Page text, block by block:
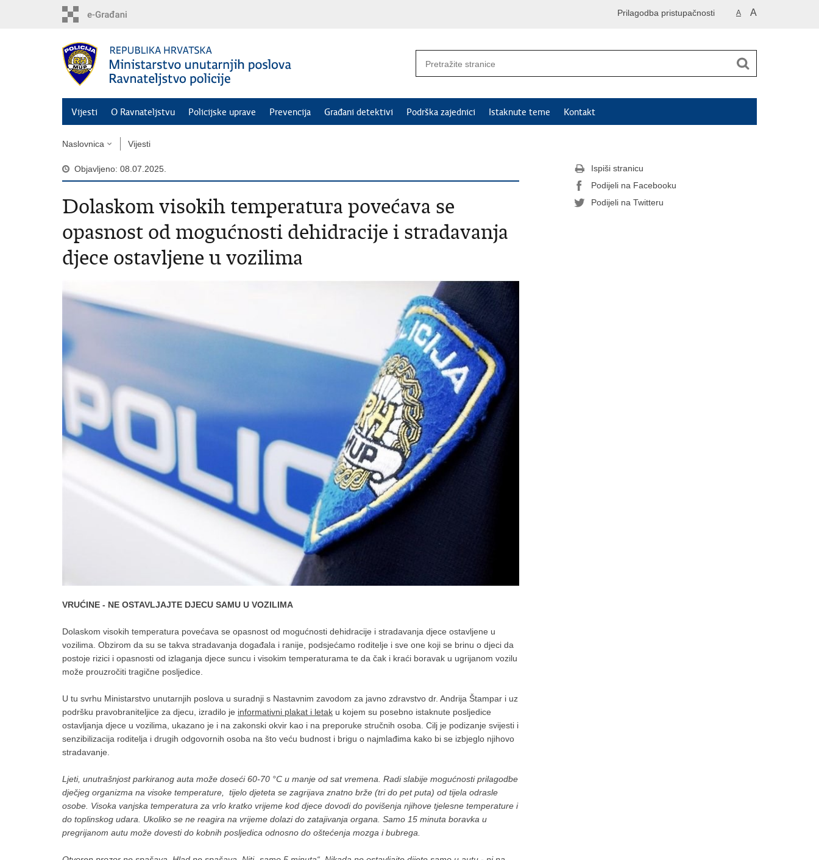
A A
Prilagodba pristupačnosti
Vijesti O Ravnateljstvu Policijske uprave Prevencija Građani detektivi Podrška zajednici Istaknute teme Kontakt
Naslovnica Vijesti
Objavljeno: 08.07.2025.
Dolaskom visokih temperatura povećava se
opasnost od mogućnosti dehidracije i stradavanja
djece ostavljene u vozilima
VRUĆINE - NE OSTAVLJAJTE DJECU SAMU U VOZILIMA
Dolaskom visokih temperatura povećava se opasnost od mogućnosti dehidracije i stradavanja djece ostavljene u
vozilima. Obzirom da su se takva stradavanja događala i ranije, podsjećamo roditelje i sve one koji se brinu o djeci da
postoje rizici i opasnosti od izlaganja djece suncu i visokim temperaturama te da čak i kraći boravak u ugrijanom vozilu
može prouzročiti tragične posljedice.
U tu svrhu Ministarstvo unutarnjih poslova u suradnji s Nastavnim zavodom za javno zdravstvo dr. Andrija Štampar i uz
podršku pravobraniteljice za djecu, izradilo je informativni plakat i letak u kojem su posebno istaknute posljedice
ostavljanja djece u vozilima, ukazano je i na zakonski okvir kao i na preporuke stručnih osoba. Cilj je podizanje svijesti i
senzibilizacija roditelja i drugih odgovornih osoba na što veću budnost i brigu o najmlađima kako bi se izbjeglo njihovo
stradavanje.
Ljeti, unutrašnjost parkiranog auta može doseći 60-70 °C u manje od sat vremena. Radi slabije mogućnosti prilagodbe
dječjeg organizma na visoke temperature, tijelo djeteta se zagrijava znatno brže (tri do pet puta) od tijela odrasle
osobe. Visoka vanjska temperatura za vrlo kratko vrijeme kod djece dovodi do povišenja njihove tjelesne temperature i
do toplinskog udara. Ukoliko se ne reagira na vrijeme dolazi do zatajivanja organa. Samo 15 minuta boravka u
pregrijanom autu može dovesti do kobnih posljedica odnosno do oštećenja mozga i bubrega.
Ispiši stranicu
Podijeli na Facebooku
Podijeli na Twitteru